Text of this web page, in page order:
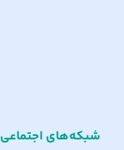
شبکه‌های اجت​ماعی